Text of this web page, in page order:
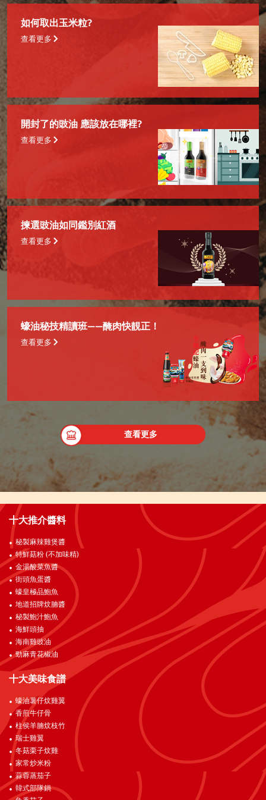
如何取出玉米粒?
查看更多
開封了的豉油 應該放在哪裡?
查看更多
揀選豉油如同鑑別紅酒
查看更多
蠔油秘技精讀班——醃肉快靚正！
查看更多
查看更多
十大推介醬料
秘製麻辣雞煲醬
特鮮菇粉 (不加味精)
金湯酸菜魚醬
街頭魚蛋醬
蠔皇極品鮑魚
地道招牌炆腩醬
秘製鮑汁鮑魚
海鮮頭抽
海南雞豉油
勁麻青花椒油
十大美味食譜
蠔油薯仔炆雞翼
香煎牛仔骨
柱侯羊腩炆枝竹
瑞士雞翼
冬菇栗子炆雞
家常炒米粉
蒜蓉蒸茄子
韓式部隊鍋